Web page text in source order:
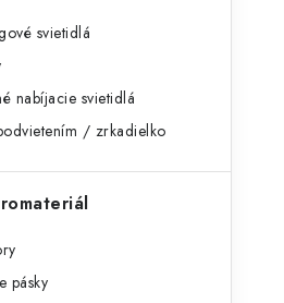
svietidlá
nabíjacie svietidlá
/ zrkadielko
pásky